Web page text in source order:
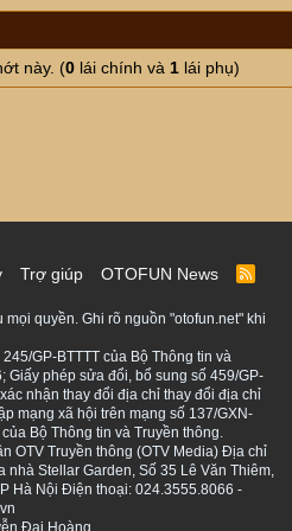
số công trình giao thông
ngõ 190-192 Quán Thánh).
Tây.
đất khu vực Hồ Tây để triển khai loạt...
qua danh mục thu hồi đất giai
tiên các dự án chiến lược như cầu
giao thông và chỉnh trang đô
này. (0 lái chính và 1 lái phụ)
Trợ giúp OTOFUN News
R
S
quyền. Ghi rõ nguồn "otofun.net" khi
GP-BTTTT của Bộ Thông tin và
Giấy phép sửa đổi, bổ sung số 459/GP-
nhận thay đổi địa chỉ thay đổi địa chỉ
mạng xã hội trên mạng số 137/GXN-
Bộ Thông tin và Truyền thông.
OTV Truyền thông (OTV Media) Địa chỉ
nhà Stellar Garden, Số 35 Lê Văn Thiêm,
Hà Nội Điện thoại: 024.3555.8066 -
Đại Hoàng.